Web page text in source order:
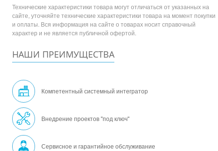
Технические характеристики товара могут отличаться от указанных на
сайте, уточняйте технические характеристики товара на момент покупки
и оплаты. Вся информация на сайте о товарах носит справочный
характер и не является публичной офертой.
НАШИ ПРЕИМУЩЕСТВА
Компетентный системный интегратор
Внедрение проектов "под ключ"
Сервисное и гарантийное обслуживание